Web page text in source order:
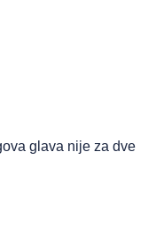
glava nije za dve